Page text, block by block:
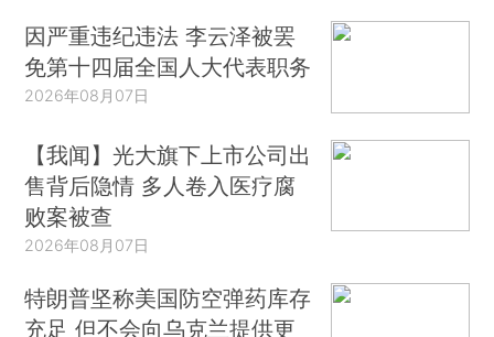
因严重违纪违法 李云泽被罢
免第十四届全国人大代表职务
2026年08月07日
【我闻】光大旗下上市公司出
售背后隐情 多人卷入医疗腐
败案被查
2026年08月07日
特朗普坚称美国防空弹药库存
充足 但不会向乌克兰提供更